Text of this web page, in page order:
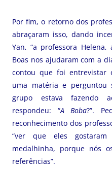
Por fim, o retorno dos
abraçaram isso, dando
Yan, “a professora
Boas nos ajudaram com a
contou que foi entrevistar
uma matéria e
grupo estava fazendo
respondeu: “A Boba?”.
reconhecimento dos
“ver que eles
medalhinha, porque nós
referências”.